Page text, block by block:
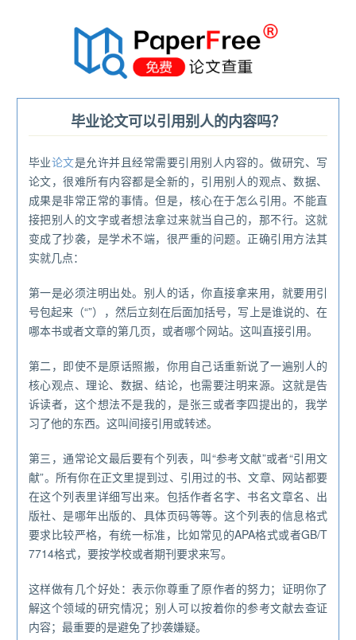
毕业论文可以引用别人的内容吗？
毕业论文是允许并且经常需要引用别人内容的。做研究、写
论文，很难所有内容都是全新的，引用别人的观点、数据、
成果是非常正常的事情。但是，核心在于怎么引用。不能直
接把别人的文字或者想法拿过来就当自己的，那不行。这就
变成了抄袭，是学术不端，很严重的问题。正确引用方法其
实就几点：
第一是必须注明出处。别人的话，你直接拿来用，就要用引
号包起来（“”），然后立刻在后面加括号，写上是谁说的、在
哪本书或者文章的第几页，或者哪个网站。这叫直接引用。
第二，即使不是原话照搬，你用自己话重新说了一遍别人的
核心观点、理论、数据、结论，也需要注明来源。这就是告
诉读者，这个想法不是我的，是张三或者李四提出的，我学
习了他的东西。这叫间接引用或转述。
第三，通常论文最后要有个列表，叫“参考文献”或者“引用文
献”。所有你在正文里提到过、引用过的书、文章、网站都要
在这个列表里详细写出来。包括作者名字、书名文章名、出
版社、是哪年出版的、具体页码等等。这个列表的信息格式
要求比较严格，有统一标准，比如常见的APA格式或者GB/T
7714格式，要按学校或者期刊要求来写。
这样做有几个好处：表示你尊重了原作者的努力；证明你了
解这个领域的研究情况；别人可以按着你的参考文献去查证
内容；最重要的是避免了抄袭嫌疑。